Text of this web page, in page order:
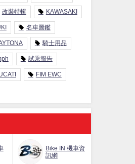
改裝特輯 KAWASAKI
名車圖鑑
騎士用品
試乘報告
FIM EWC
Bike IN 機車資
訊網